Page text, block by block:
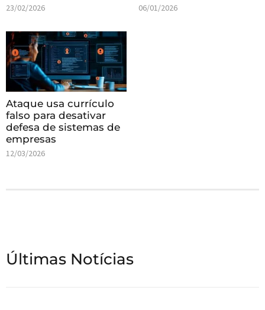
23/02/2026 06/01/2026
Ataque usa currículo
falso para desativar
defesa de sistemas de
empresas
12/03/2026
Últimas Notícias